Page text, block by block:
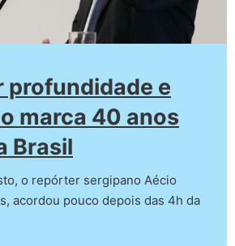
profundidade e
marca 40 anos
Brasil
o repórter sergipano Aécio
acordou pouco depois das 4h da